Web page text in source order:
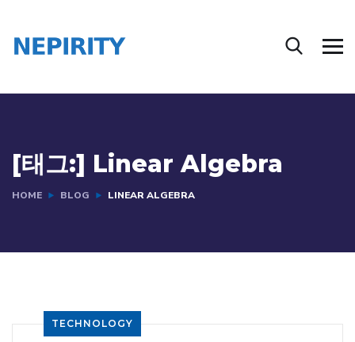
[태그:] Linear Algebra
HOME BLOG LINEAR ALGEBRA
TECHNOLOGY